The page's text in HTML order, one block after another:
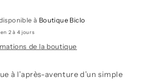
à Boutique Biclo
2 à 4 jours
de la boutique
à l’après-aventure d’un simple